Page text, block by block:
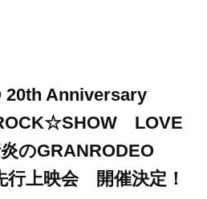
20th Anniversary
LOVE
のGRANRODEO
行上映会 開催決定！